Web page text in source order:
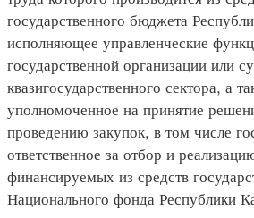
государственного бюджета
исполняющее управленческие
государственной организации или
квазигосударственного сектора, а
уполномоченное на принятие
проведению закупок, в том числе
ответственное за отбор и
финансируемых из средств
Национального фонда Республики